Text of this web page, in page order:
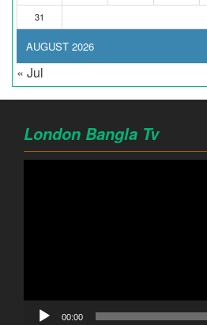
AUGUST 2026
31
« Jul
London Bangla Tv
00:00